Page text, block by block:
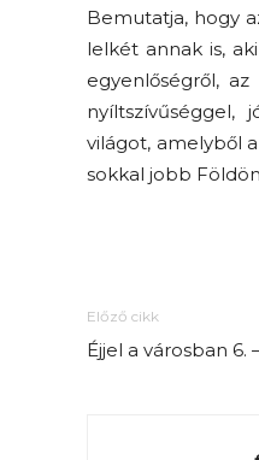
Bemutatja, hogy
lelkét annak is,
egyenlőségről,
nyíltszívűséggel,
világot, amelyből
sokkal jobb
Előző cikk
Éjjel a városban 6.